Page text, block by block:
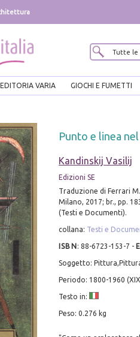
EDITORIA VARIA GIOCHI E FUMETTI
Punto e linea
Kandinskij Vasilij
Edizioni SE
Traduzione di Ferrari
Milano, 2017; br., pp.
(Testi e Documenti).
collana: Testi e
ISBN : 88-6723-153-7 -
Soggetto:
Periodo: 1800-1960
Testo in:
Peso: 0.276 kg